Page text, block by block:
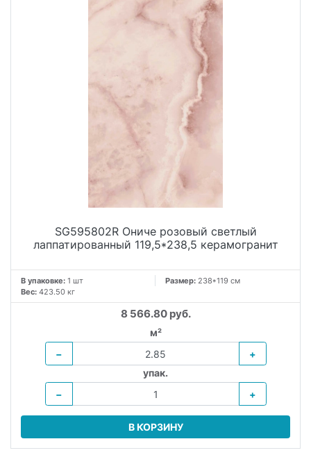
SG595802R Ониче розовый светлый
лаппатированный 119,5*238,5 керамогранит
В упаковке: 1 шт Размер: 238*119 см
Вес: 423.50 кг
8 566.80 руб.
м²
−
+
упак.
−
+
В КОРЗИНУ